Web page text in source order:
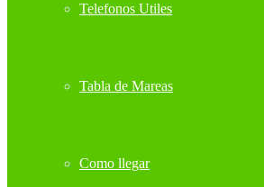
Telefonos Utiles
Tabla de Mareas
Como llegar